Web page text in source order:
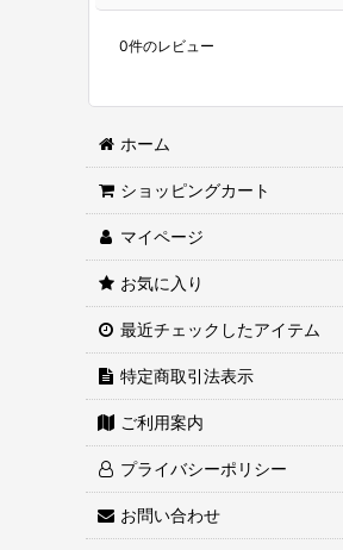
0件のレビュー
ホーム
ショッピングカート
マイページ
お気に入り
最近チェックしたアイテム
特定商取引法表示
ご利用案内
プライバシーポリシー
お問い合わせ